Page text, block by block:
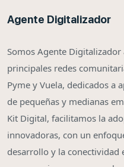
Agente Digitalizador
Somos Agente
principales redes
Pyme y Vuela, dedicados a
de pequeñas y medianas
Kit Digital, facilitamos la
innovadoras, con un
desarrollo y la conectividad